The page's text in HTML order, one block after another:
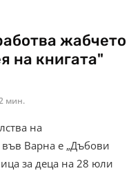
жабчето
на книгата"
мин.
на
във Варна е „Дъбови
за деца на 28 юли